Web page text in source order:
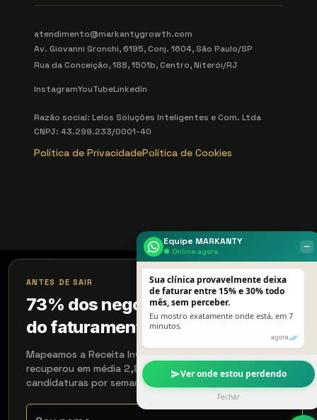
atendimento@markantygrowth.com
Av. Giovanni Gronchi, 6195, Conj. 1604, São Paulo/SP
Rua da Conceição, 188, 1501b, Centro, Niterói/RJ
InstagramYouTubeLinkedIn
Razão social: Lelos Soluções Inteligentes e Com. Ltda
CNPJ: 43.299.233/0001-40
Política de PrivacidadePolítica de Cookies
ANTES DE SAIR
73% dos negócios perdem 18%
do faturamento sem perceber
Mapeamos a Receita Invisível em 15 min. Quem aplicou
recuperou em média 2,8× em 90 dias. Aceitamos 4
candidaturas por semana.
Equipe MARKANTY
● Online agora ‒
Sua clínica provavelmente deixa
de faturar entre 15% e 30% todo
mês, sem perceber.
Eu mostro exatamente onde está, em 7
minutos.
agora
Ver onde estou perdendo
Fechar